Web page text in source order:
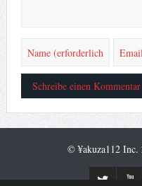
© ¥akuza112 Inc.